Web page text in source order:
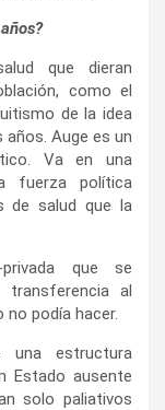
que dieran
como el
de la idea
Auge es un
Va en una
fuerza política
de salud que la
que se
al
podía hacer.
una estructura
Estado ausente
solo paliativos